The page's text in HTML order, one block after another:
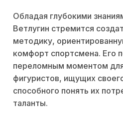
Обладая глубокими
Ветлугин стремится
методику,
комфорт спортсмена. Его
переломным моментом
фигуристов, ищущих
способного понять их
таланты.